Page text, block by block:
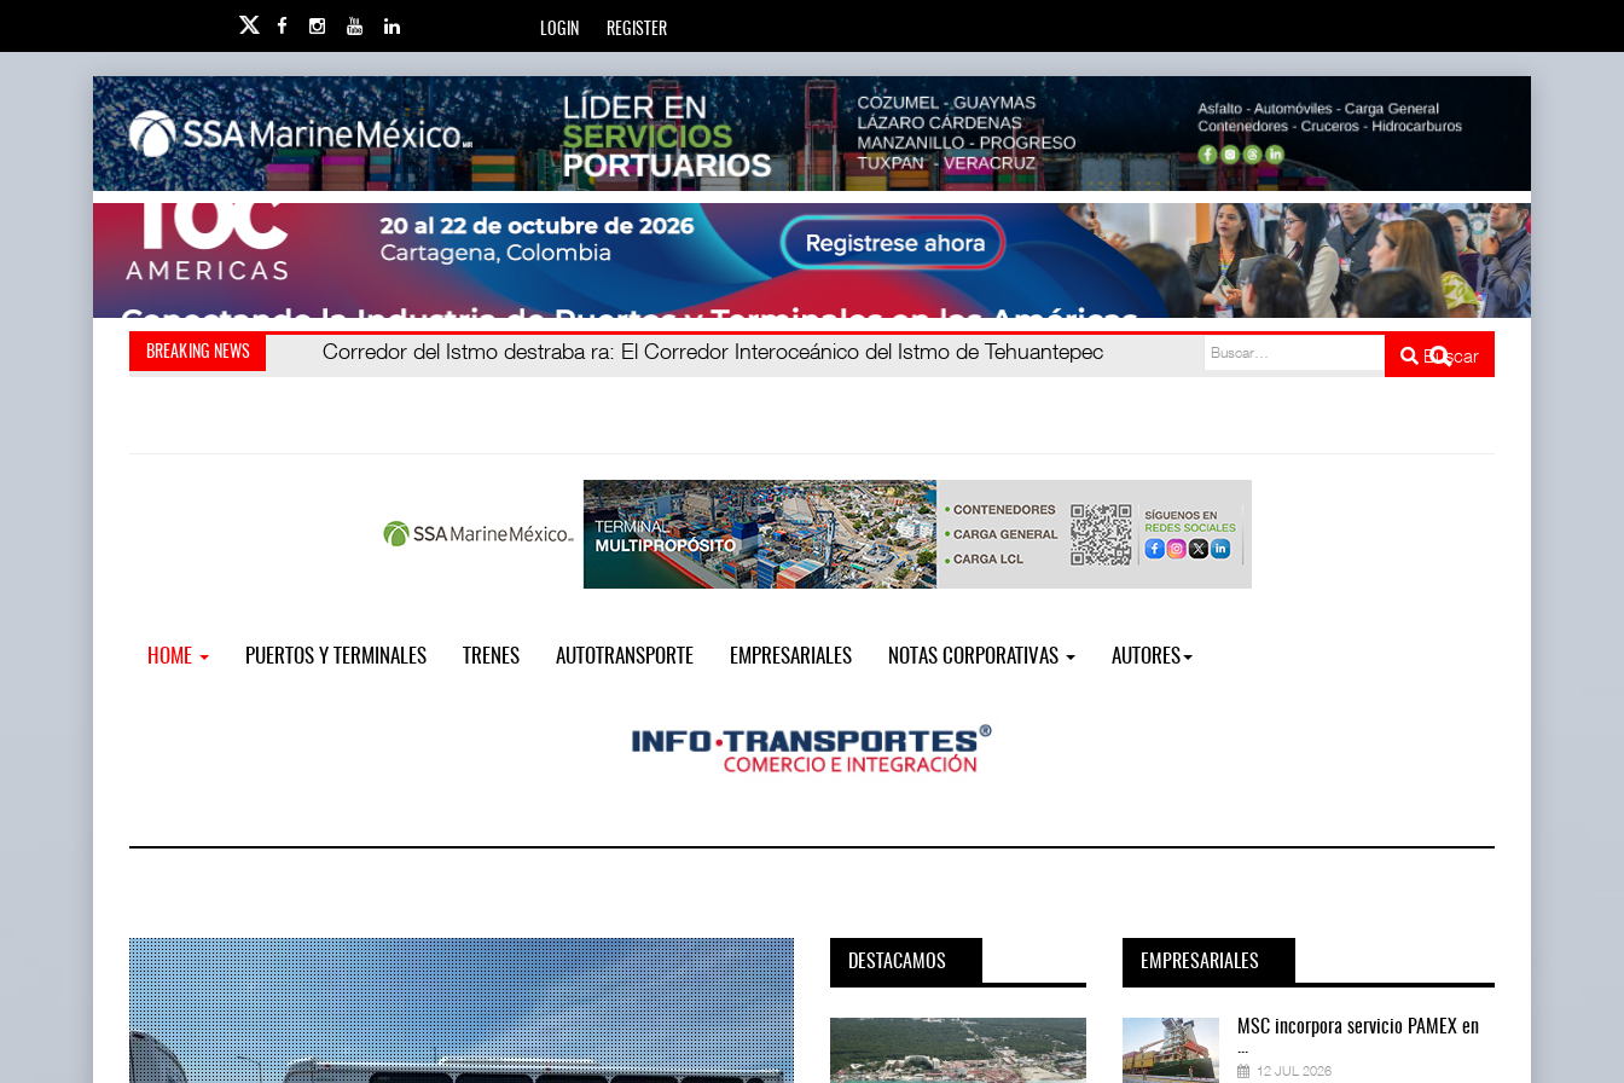
LOGIN REGISTER
BREAKING NEWS Cruceros crecen en Caribe mien
Corredor del Istmo destraba ra: El Corredor Interoceánico del Istmo de Tehuantepec
Buscar
HOME PUERTOS Y TERMINALES TRENES AUTOTRANSPORTE EMPRESARIALES NOTAS CORPORATIVAS AUTORES
DESTACAMOS EMPRESARIALES
MSC incorpora servicio PAMEX en
...
12 JUL 2026
MSC incorpora servicio PAMEX en
...
12 JUL 2026
MSC incorpora servicio PAMEX en
12 JUL 2026